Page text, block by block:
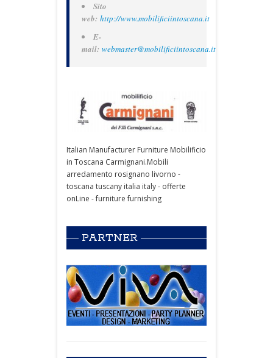
Sito
web: http://www.mobilificiintoscana.it
E-
mail: webmaster@mobilificiintoscana.it
Italian Manufacturer Furniture Mobilificio
in Toscana Carmignani.Mobili
arredamento rosignano livorno -
toscana tuscany italia italy - offerte
onLine - furniture furnishing
PARTNER